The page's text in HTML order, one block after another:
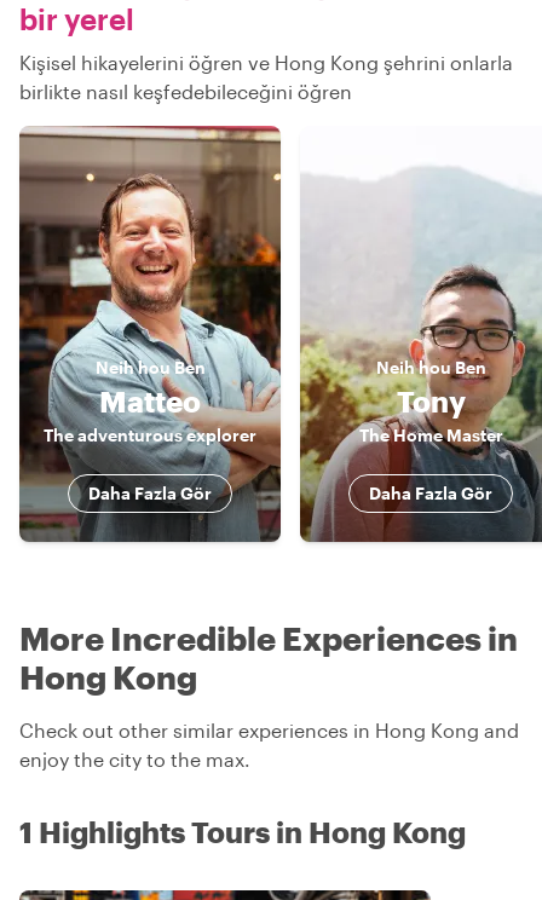
bir yerel
Kişisel hikayelerini öğren ve Hong Kong şehrini onlarla
birlikte nasıl keşfedebileceğini öğren
Neih houBen
Matteo
The adventurous explorer
Daha Fazla Gör
Neih houBen
Tony
The Home Master
Daha Fazla Gör
More Incredible Experiences in
Hong Kong
Check out other similar experiences in Hong Kong and
enjoy the city to the max.
1 Highlights Tours in Hong Kong